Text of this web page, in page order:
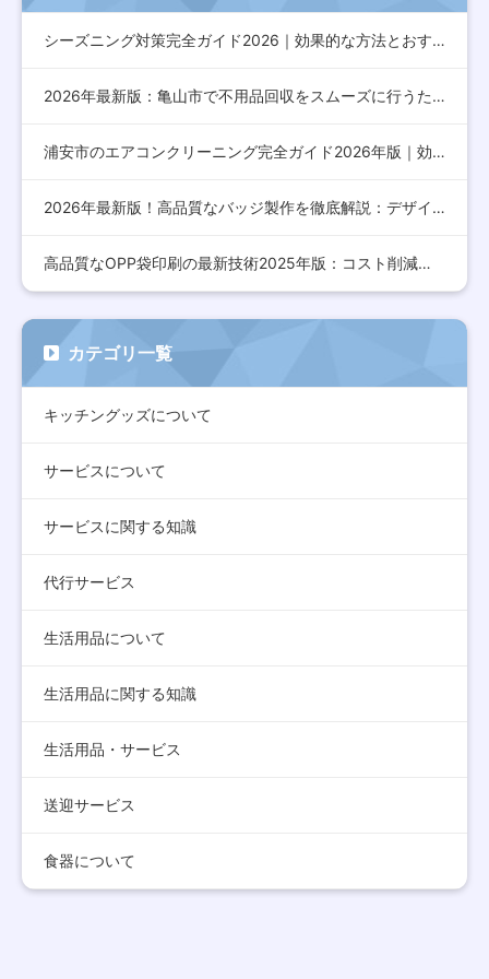
シーズニング対策完全ガイド2026｜効果的な方法とおすすめア…
2026年最新版：亀山市で不用品回収をスムーズに行うための完…
浦安市のエアコンクリーニング完全ガイド2026年版｜効果的な…
2026年最新版！高品質なバッジ製作を徹底解説：デザインから…
高品質なOPP袋印刷の最新技術2025年版：コスト削減とデザ…
カテゴリ一覧
キッチングッズについて
サービスについて
サービスに関する知識
代行サービス
生活用品について
生活用品に関する知識
生活用品・サービス
送迎サービス
食器について